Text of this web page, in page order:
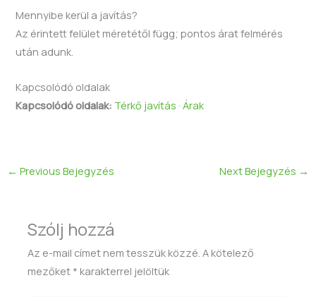
Mennyibe kerül a javítás?
Az érintett felület méretétől függ; pontos árat felmérés
után adunk.
Kapcsolódó oldalak
Kapcsolódó oldalak: Térkő javítás ·Árak
← Previous Bejegyzés Next Bejegyzés →
Szólj hozzá
Az e-mail címet nem tesszük közzé. A kötelező
mezőket * karakterrel jelöltük